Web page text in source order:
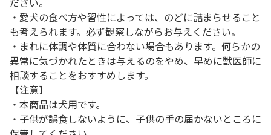
・愛犬の食べ方や習性によっては、のどに詰まらせること
も考えられます。必ず観察しながらお与えください。
・まれに体調や体質に合わない場合もあります。何らかの
異常に気づかれたときは与えるのをやめ、早めに獣医師に
相談することをおすすめします。
【注意】
・本商品は犬用です。
・子供が誤食しないように、子供の手の届かないところに